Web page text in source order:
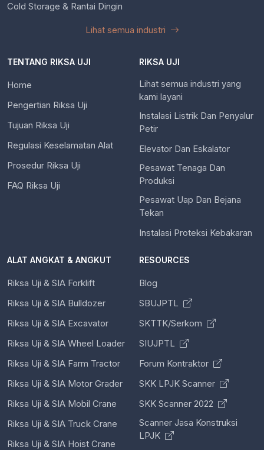
Cold Storage & Rantai Dingin
Lihat semua industri
TENTANG RIKSA UJI
Home
Pengertian Riksa Uji
Tujuan Riksa Uji
Regulasi Keselamatan Alat
Prosedur Riksa Uji
FAQ Riksa Uji
RIKSA UJI
Lihat semua industri yang
kami layani
Instalasi Listrik Dan Penyalur
Petir
Elevator Dan Eskalator
Pesawat Tenaga Dan
Produksi
Pesawat Uap Dan Bejana
Tekan
Instalasi Proteksi Kebakaran
ALAT ANGKAT & ANGKUT
Riksa Uji & SIA Forklift
Riksa Uji & SIA Bulldozer
Riksa Uji & SIA Excavator
Riksa Uji & SIA Wheel Loader
Riksa Uji & SIA Farm Tractor
Riksa Uji & SIA Motor Grader
Riksa Uji & SIA Mobil Crane
Riksa Uji & SIA Truck Crane
Riksa Uji & SIA Hoist Crane
RESOURCES
Blog
SBUJPTL
SKTTK/Serkom
SIUJPTL
Forum Kontraktor
SKK LPJK Scanner
SKK Scanner 2022
Scanner Jasa Konstruksi
LPJK